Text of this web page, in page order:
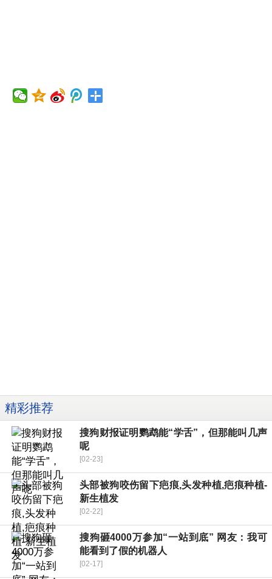
精彩推荐
搜狗财报证明鹦鹉能“学舌”，但那能叫几声
呢
[02-23]
头部被狗咬伤留下疤痕,头发种植,疤痕种植-
新生植发
[02-22]
搜狗砸4000万参加“一站到底” 网友：我可
能看到了假的机器人
[02-17]